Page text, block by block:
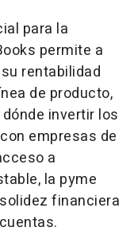
para la
permite a
rentabilidad
de producto,
invertir los
empresas de
a
la pyme
financiera